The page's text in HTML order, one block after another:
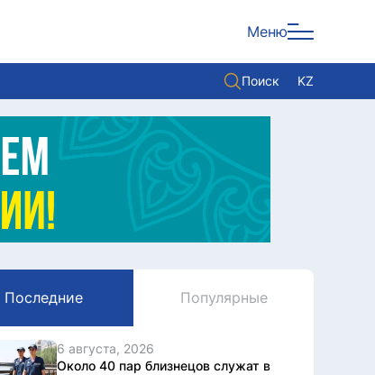
Меню
Поиск KZ
Политика
Экономика
Культура
Служба Комплаенс
Служу стране
Последние Популярные
6 августа, 2026
Около 40 пар близнецов служат в